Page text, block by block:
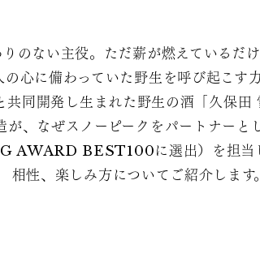
のない主役。ただ薪が燃えているだ
心に備わっていた野生を呼び起こす
同開発し生まれた野生の酒「久保田
が、なぜスノーピークをパートナー
AWARD BEST100に選出）を担当
相性、楽しみ方についてご紹介します。